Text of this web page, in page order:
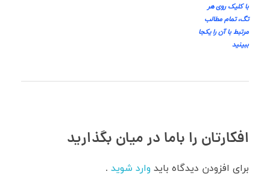
با کلیک روی هر
تگ، تمام مطالب
مرتبط با آن را یکجا
ببینید
افکارتان را باما در میان بگذارید
برای افزودن دیدگاه باید وارد شوید .